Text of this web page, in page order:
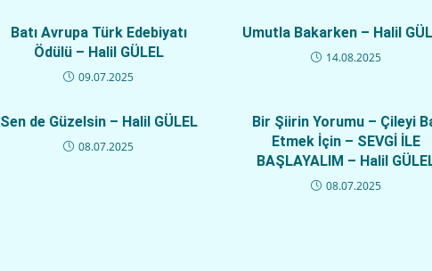
Batı Avrupa Türk Edebiyatı
Ödülü – Halil GÜLEL
09.07.2025
Umutla Bakarken – Halil
14.08.2025
Sen de Güzelsin – Halil GÜLEL
08.07.2025
Bir Şiirin Yorumu – Çileyi
Etmek İçin – SEVGİ İLE
BAŞLAYALIM – Halil
08.07.2025